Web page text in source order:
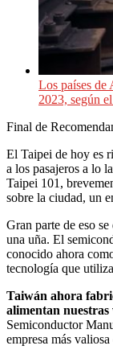
Los países de
2023, según
Final de
El Taipei de hoy es
a los pasajeros a lo
Taipei 101,
sobre la ciudad, un
Gran parte de eso
una uña. El
conocido ahora
tecnología que
Taiwán ahora
alimentan nuestras
Semiconductor
empresa más